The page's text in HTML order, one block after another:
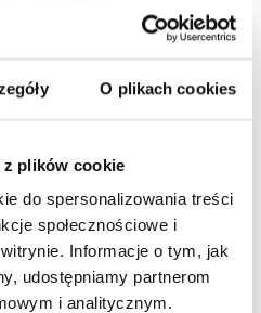
O plikach cookies
plików cookie
do spersonalizowania treści
społecznościowe i
Informacje o tym, jak
udostępniamy partnerom
i analitycznym.